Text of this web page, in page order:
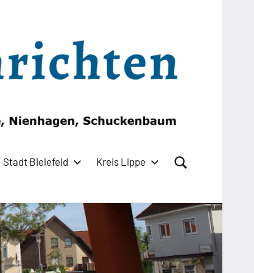
Stadt Bielefeld Kreis Lippe